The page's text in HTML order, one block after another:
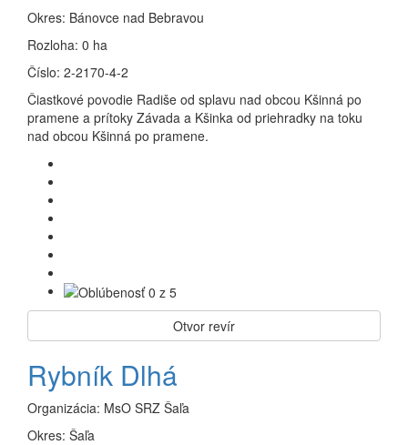
Okres: Bánovce nad Bebravou
Rozloha: 0 ha
Číslo: 2-2170-4-2
Čiastkové povodie Radiše od splavu nad obcou Kšinná po
pramene a prítoky Závada a Kšinka od priehradky na toku
nad obcou Kšinná po pramene.
Otvor revír
Rybník Dlhá
Organizácia: MsO SRZ Šaľa
Okres: Šaľa